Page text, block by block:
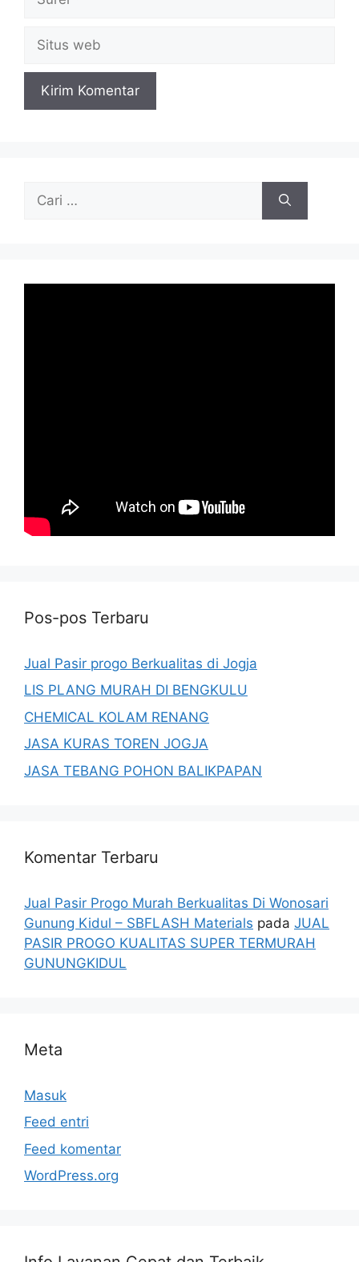
web
untuk:
Pos-pos Terbaru
Jual Pasir progo Berkualitas di Jogja
LIS PLANG MURAH DI BENGKULU
CHEMICAL KOLAM RENANG
JASA KURAS TOREN JOGJA
JASA TEBANG POHON BALIKPAPAN
Komentar Terbaru
Jual Pasir Progo Murah Berkualitas Di Wonosari
Gunung Kidul – SBFLASH Materials pada JUAL
PASIR PROGO KUALITAS SUPER TERMURAH
GUNUNGKIDUL
Meta
Masuk
Feed entri
Feed komentar
WordPress.org